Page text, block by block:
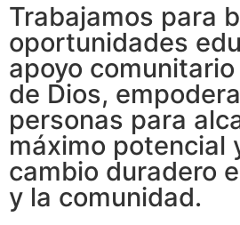
Trabajamos para
oportunidades
apoyo
de Dios,
personas para
máximo potencial
cambio duradero
y la comunidad.